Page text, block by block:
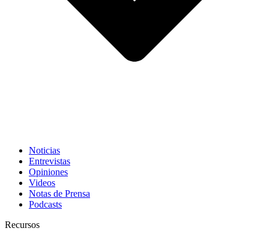
Noticias
Entrevistas
Opiniones
Videos
Notas de Prensa
Podcasts
Recursos